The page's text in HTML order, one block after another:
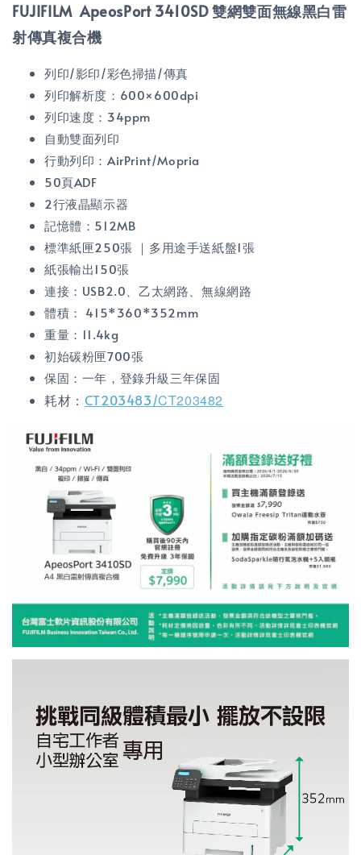
FUJIFILM ApeosPort 3410SD 雙網雙面無線黑白雷
射傳真複合機
列印/影印/彩色掃描/傳真
列印解析度：600×600dpi
列印速度：34ppm
自動雙面列印
行動列印：AirPrint/Mopria
50頁ADF
2行液晶顯示器
記憶體：512MB
標準紙匣250張 ｜多用途手送紙盤1張
紙張輸出150張
連接：USB2.0、乙太網路、無線網路
體積： 415*360*352mm
重量：11.4kg
初始碳粉匣700張
保固：一年，登錄升級三年保固
耗材： CT203483/CT203482